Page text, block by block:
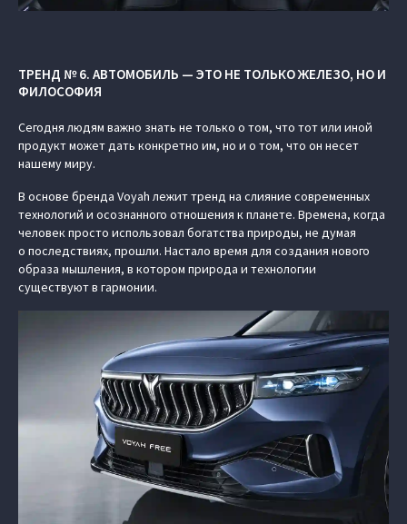
ТРЕНД № 6. АВТОМОБИЛЬ — ЭТО НЕ ТОЛЬКО ЖЕЛЕЗО, НО И
ФИЛОСОФИЯ
Сегодня людям важно знать не только о том, что тот или иной
продукт может дать конкретно им, но и о том, что он несет
нашему миру.
В основе бренда Voyah лежит тренд на слияние современных
технологий и осознанного отношения к планете. Времена, когда
человек просто использовал богатства природы, не думая
о последствиях, прошли. Настало время для создания нового
образа мышления, в котором природа и технологии
существуют в гармонии.